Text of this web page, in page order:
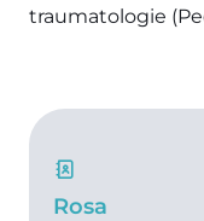
traumatologie
Rosa